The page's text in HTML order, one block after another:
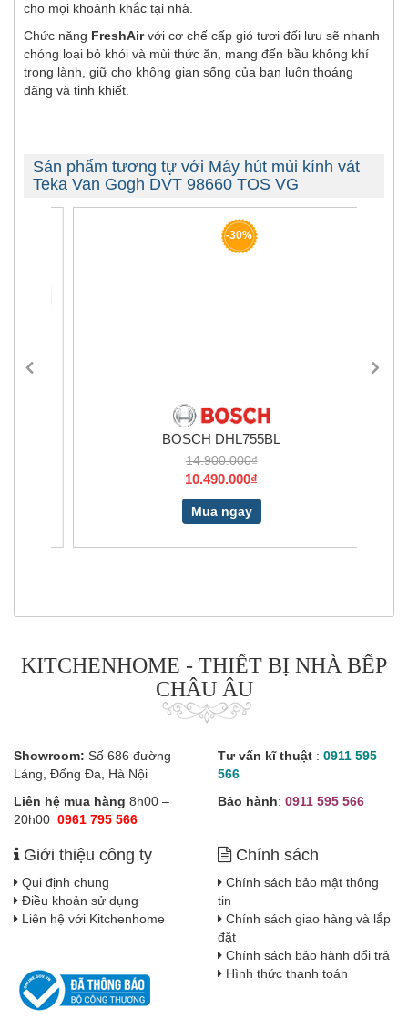
cho mọi khoảnh khắc tại nhà.
Chức năng FreshAirvới cơ chế cấp gió tươi đối lưu sẽ nhanh
chóng loại bỏ khói và mùi thức ăn, mang đến bầu không khí
trong lành, giữ cho không gian sống của bạn luôn thoáng
đãng và tinh khiết.
Sản phẩm tương tự với Máy hút mùi kính vát
Teka Van Gogh DVT 98660 TOS VG
BOSCH DHL755BL
14.900.000₫
10.490.000₫
Mua ngay
KITCHENHOME - THIẾT BỊ NHÀ BẾP
CHÂU ÂU
Showroom: Số 686 đường
Láng, Đống Đa, Hà Nội
Liên hệ mua hàng 8h00 –
20h00 0961 795 566
Tư vấn kĩ thuật : 0911 595
566
Bảo hành: 0911 595 566
Giới thiệu công ty
Qui định chung
Điều khoản sử dụng
Liên hệ với Kitchenhome
Chính sách
Chính sách bảo mật thông
tin
Chính sách giao hàng và lắp
đặt
Chính sách bảo hành đổi trả
Hình thức thanh toán